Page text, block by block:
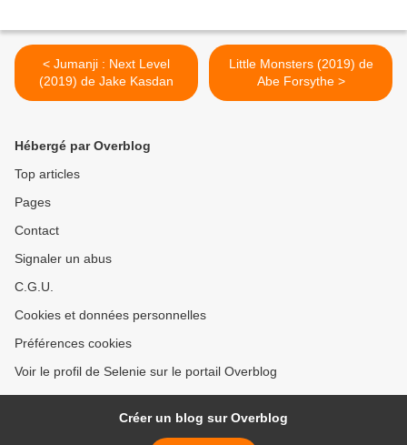
< Jumanji : Next Level
(2019) de Jake Kasdan
Little Monsters (2019) de
Abe Forsythe >
Hébergé par Overblog
Top articles
Pages
Contact
Signaler un abus
C.G.U.
Cookies et données personnelles
Préférences cookies
Voir le profil de Selenie sur le portail Overblog
Créer un blog sur Overblog